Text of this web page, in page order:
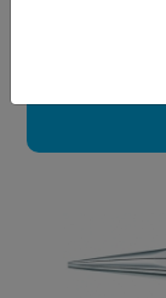
Ihre